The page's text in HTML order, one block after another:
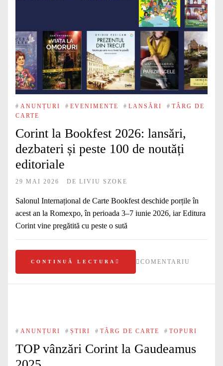
# ANUNȚURI # EVENIMENTE # LANSĂRI # TÂRG DE
CARTE
Corint la Bookfest 2026: lansări,
dezbateri și peste 100 de noutăți
editoriale
29 MAI 2026 DE LIVIU SZOKE
Salonul Internațional de Carte Bookfest deschide porțile în
acest an la Romexpo, în perioada 3–7 iunie 2026, iar Editura
Corint vine pregătită cu peste o sută
CONTINUĂ LECTURA COMENTARIU
# ANUNȚURI # ȘTIRI # TÂRG DE CARTE # TOPURI
TOP vânzări Corint la Gaudeamus